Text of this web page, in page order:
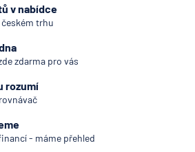
v nabídce
trhu
zdarma pro vás
rozumí
- máme přehled